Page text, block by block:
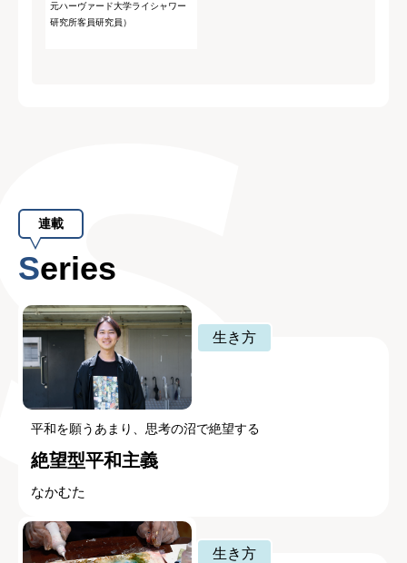
元ハーヴァード大学ライシャワー
研究所客員研究員）
連載
Series
生き方
平和を願うあまり、思考の沼で絶望する
絶望型平和主義
なかむた
生き方